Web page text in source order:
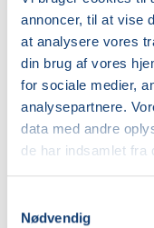
annoncer, til at vise
at analysere vores
din brug af vores
for sociale medier,
analysepartnere.
data med andre
de har indsamlet fra
Nødvendig
Nummer
262141
Første mødegang
mandag
Sidste mødegang
mandag
10mødegange